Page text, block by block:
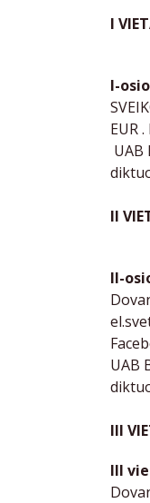
I
I-
EUR
UAB
II
II-
UAB
III
III